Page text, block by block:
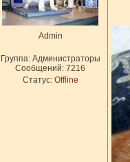
Admin
Группа: Администраторы
Сообщений: 7216
Статус: Offline